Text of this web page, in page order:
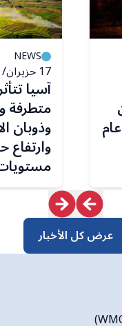
NEWS
17 حزيران/ يونيو 2026
آسيا
متطرفة
وذوبان
وارتفاع
2025
عرض كل الأخبار